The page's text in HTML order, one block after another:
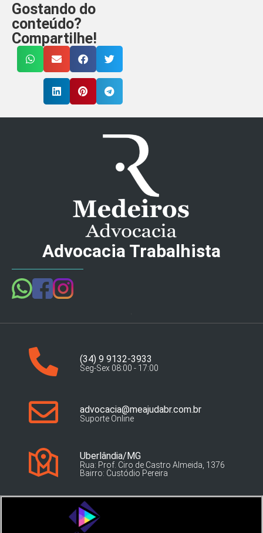
Gostando do
conteúdo?
Compartilhe!
Advocacia Trabalhista
(34) 9 9132-3933
Seg-Sex 08:00 - 17:00
advocacia@meajudabr.com.br
Suporte Online
Uberlândia/MG
Rua: Prof. Ciro de Castro Almeida, 1376
Bairro: Custódio Pereira